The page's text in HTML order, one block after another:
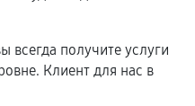
всегда получите услуги
Клиент для нас в